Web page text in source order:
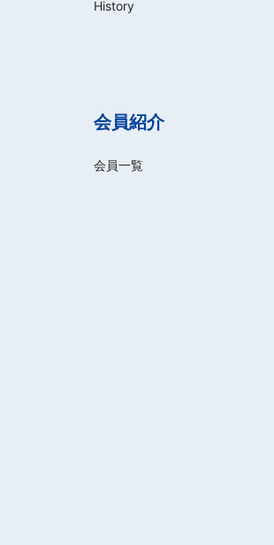
History
会員紹介
会員一覧